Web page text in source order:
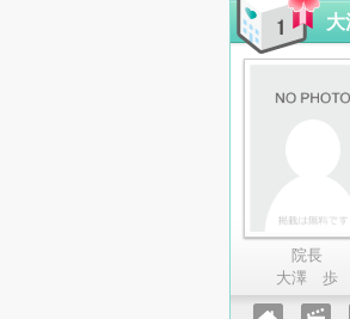
大
院長
大澤 歩